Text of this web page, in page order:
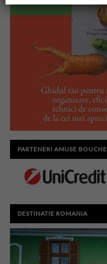
PARTENERI AMUSE BOUCHE
DESTINATIE ROMANIA